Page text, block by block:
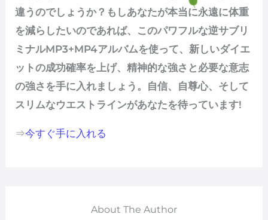
違うのでしょうか？もしあなたが本当に永遠に体重
を減らしたいのであれば、このパワフルな逆サブリ
ミナルMP3+MP4アルバムを使って、新しいダイエ
ットの成功確率を上げ、精神的な強さと必要な意志
の強さを手に入れましょう。自信、自尊心、そして
スリムなウエストラインがあなたを待っています!
⇒今すぐ手に入れる
About The Author